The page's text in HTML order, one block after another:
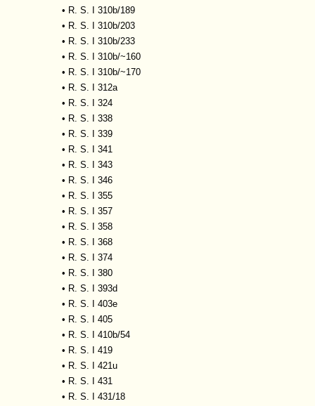
• R. S. I 310b/189
• R. S. I 310b/203
• R. S. I 310b/233
• R. S. I 310b/~160
• R. S. I 310b/~170
• R. S. I 312a
• R. S. I 324
• R. S. I 338
• R. S. I 339
• R. S. I 341
• R. S. I 343
• R. S. I 346
• R. S. I 355
• R. S. I 357
• R. S. I 358
• R. S. I 368
• R. S. I 374
• R. S. I 380
• R. S. I 393d
• R. S. I 403e
• R. S. I 405
• R. S. I 410b/54
• R. S. I 419
• R. S. I 421u
• R. S. I 431
• R. S. I 431/18